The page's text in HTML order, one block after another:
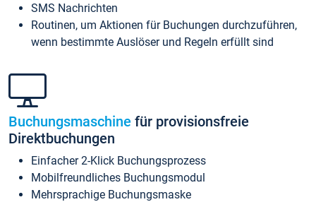
SMS Nachrichten
Routinen, um Aktionen für Buchungen durchzuführen,
wenn bestimmte Auslöser und Regeln erfüllt sind
Buchungsmaschine für provisionsfreie
Direktbuchungen
Einfacher 2-Klick Buchungsprozess
Mobilfreundliches Buchungsmodul
Mehrsprachige Buchungsmaske